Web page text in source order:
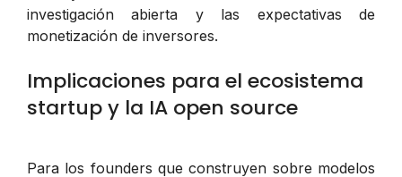
investigación abierta y las expectativas de
monetización de inversores.
Implicaciones para el ecosistema
startup y la IA open source
Para los founders que construyen sobre modelos